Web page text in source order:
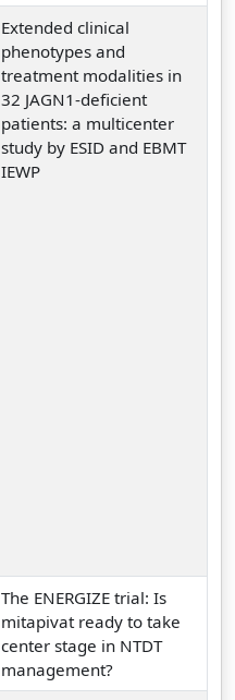
Extended clinical
phenotypes and
treatment modalities in
32 JAGN1-deficient
patients: a multicenter
study by ESID and EBMT
IEWP
The ENERGIZE trial: Is
mitapivat ready to take
center stage in NTDT
management?